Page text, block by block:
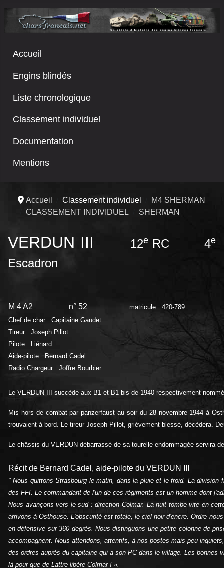
Accueil
Engins blindés
Liste chronologique
Classement individuel
Documentation
Mentions
Accueil Classement individuel
M4 SHERMAN
CLASSEMENT INDIVIDUEL
SHERMAN
VERDUN III 12eRC 4e
Escadron
M 4 A2 n° 52
matricule : 420-789
Chef de char : Capitaine Gaudet
Tireur : Joseph Pillot
Pilote : Liénard
Aide-pilote : Bernard Cadel
Radio Chargeur : Joffre Bourbier
Le VERDUN III succède aux B1 et B1 bis de 1940 respectivement
Mis hors de combat par panzerfaust au soir du 28 novembre 1944 à
trouvaient à bord. Le tireur Joseph Pillot, grièvement blessé, décèdera.
Le châssis du VERDUN débarrassé de sa tourelle endommagée servira
Récit de Bernard Cadel, aide-pilote du VERDUN III
" Nous quittons Strasbourg le matin, dans la pluie et le froid. La
des FFI. Le commandant de l'un de ces régiments est un homme dont
Nous avançons vers le sud : direction Colmar. La nuit tombe vite en
arrivons à Osthouse. L'obscurité est totale, le ciel noir d'encre. Ordre
en défensive sur 360 degrés. Nous distinguons une petite colonne de
accompagnent. Nous attendons, attentifs, à nos postes mais peu
des ordres auprès du capitaine qui a son PC dans le village. Les
là pour que de Lattre libère Colmar ! ».